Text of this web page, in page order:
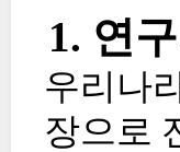
1. 연
우리나
장으로